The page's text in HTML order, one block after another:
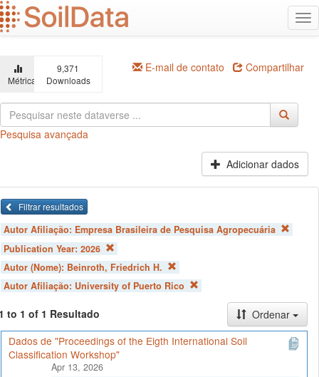
Ir
para
o
principal
Métricas
9,371
Downloads
E-mail de contato Compartilhar
Pesquisa avançada
Adicionar dados
Filtrar resultados
Autor Afiliação: Empresa Brasileira de Pesquisa Agropecuária
Publication Year: 2026
Autor (Nome): Beinroth, Friedrich H.
Autor Afiliação: University of Puerto Rico
to 1 of 1 Resultado
Ordenar
Dados de "Proceedings of the Eigth International Soil
Classification Workshop"
Apr 13, 2026